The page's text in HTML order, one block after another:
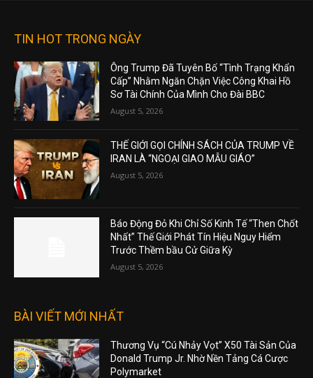
TIN HOT TRONG NGÀY
Ông Trump Đã Tuyên Bố “Tình Trạng Khẩn
Cấp” Nhằm Ngăn Chặn Việc Công Khai Hồ
Sơ Tài Chính Của Mình Cho Đài BBC
August 5, 2026
THẾ GIỚI GỌI CHÍNH SÁCH CỦA TRUMP VỀ
IRAN LÀ “NGOẠI GIAO MẪU GIÁO”
August 5, 2026
Báo Động Đỏ Khi Chỉ Số Kinh Tế “Then Chốt
Nhất” Thế Giới Phát Tín Hiệu Nguy Hiểm
Trước Thềm bầu Cử Giữa Kỳ
August 5, 2026
BÀI VIẾT MỚI NHẤT
Thương Vụ “Cú Nhảy Vọt” X50 Tài Sản Của
Donald Trump Jr. Nhờ Nền Tảng Cá Cược
Polymarket